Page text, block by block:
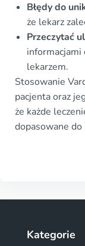
Błędy do
że lekarz
Przeczytać
informacjami
lekarzem.
Stosowanie
pacjenta oraz
że każde
dopasowane
Kategorie